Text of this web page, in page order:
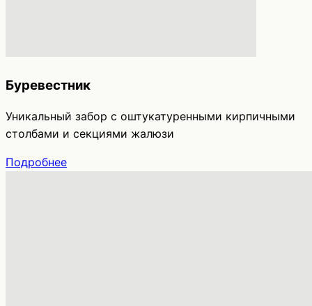
Буревестник
Уникальный забор с оштукатуренными кирпичными
столбами и секциями жалюзи
Подробнее